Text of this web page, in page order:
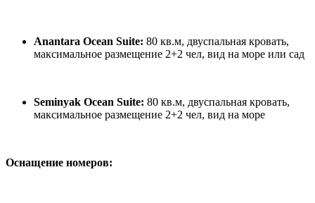
Anantara Ocean Suite: 80 кв.м, двуспальная кровать,
максимальное размещение 2+2 чел, вид на море или сад
Seminyak Ocean Suite: 80 кв.м, двуспальная кровать,
максимальное размещение 2+2 чел, вид на море
Оснащение номеров: